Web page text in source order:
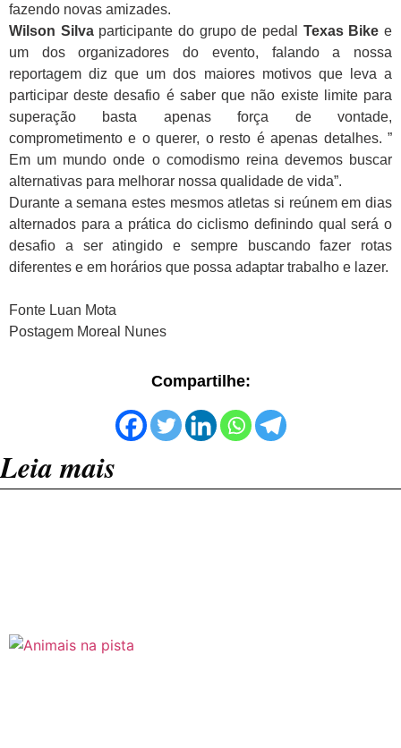
fazendo novas amizades.
Wilson Silvaparticipante do grupo de pedal Texas Bike e
um dos organizadores do evento, falando a nossa
reportagem diz que um dos maiores motivos que leva a
participar deste desafio é saber que não existe limite para
superação basta apenas força de vontade,
comprometimento e o querer, o resto é apenas detalhes. ”
Em um mundo onde o comodismo reina devemos buscar
alternativas para melhorar nossa qualidade de vida”.
Durante a semana estes mesmos atletas si reúnem em dias
alternados para a prática do ciclismo definindo qual será o
desafio a ser atingido e sempre buscando fazer rotas
diferentes e em horários que possa adaptar trabalho e lazer.
Fonte Luan Mota
Postagem Moreal Nunes
Compartilhe:
Leia mais